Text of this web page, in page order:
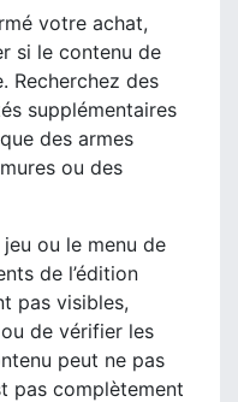
votre achat,
si le contenu de
Recherchez des
supplémentaires
des armes
ou des
ou le menu de
de l’édition
pas visibles,
de vérifier les
peut ne pas
pas complètement